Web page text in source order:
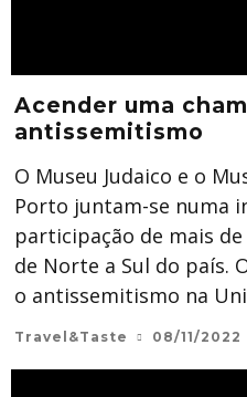
Acender uma
antissemitismo
O Museu Judaico e o
Porto juntam-se numa
participação de mais
de Norte a Sul do país.
o antissemitismo na
Travel&Taste 08/11/2022